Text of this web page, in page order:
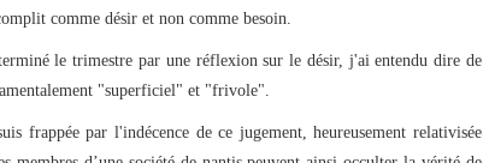
comme désir et non comme besoin.
le trimestre par une réflexion sur le désir, j'ai entendu dire de
"superficiel" et "frivole".
frappée par l'indécence de ce jugement, heureusement relativisée